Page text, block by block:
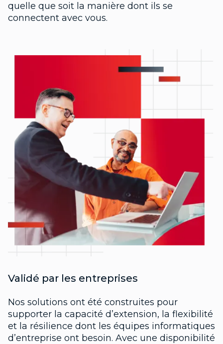
quelle que soit la manière dont ils se
connectent avec vous.
Validé par les entreprises
Nos solutions ont été construites pour
supporter la capacité d’extension, la flexibilité
et la résilience dont les équipes informatiques
d’entreprise ont besoin. Avec une disponibilité